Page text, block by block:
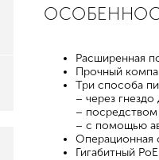
Расширенная
Прочный
Три способа
– через
–
– с помощью
Операционная
Гигабитный